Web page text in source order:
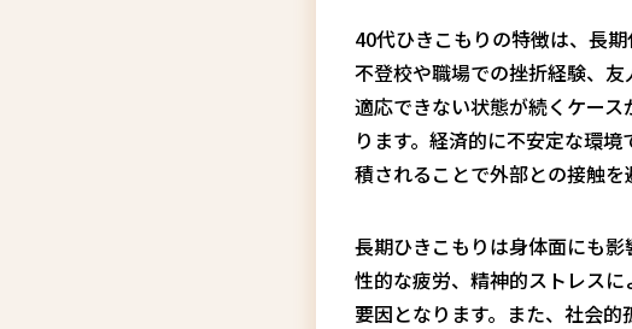
40代ひきこもりの特徴は、長
不登校や職場での挫折経験、
適応できない状態が続くケー
ります。経済的に不安定な環
積されることで外部との接触を
長期ひきこもりは身体面にも
性的な疲労、精神的ストレス
要因となります。また、社会